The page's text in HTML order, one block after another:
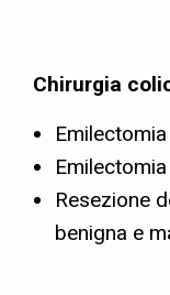
Chirurgia
Resezione
benigna e